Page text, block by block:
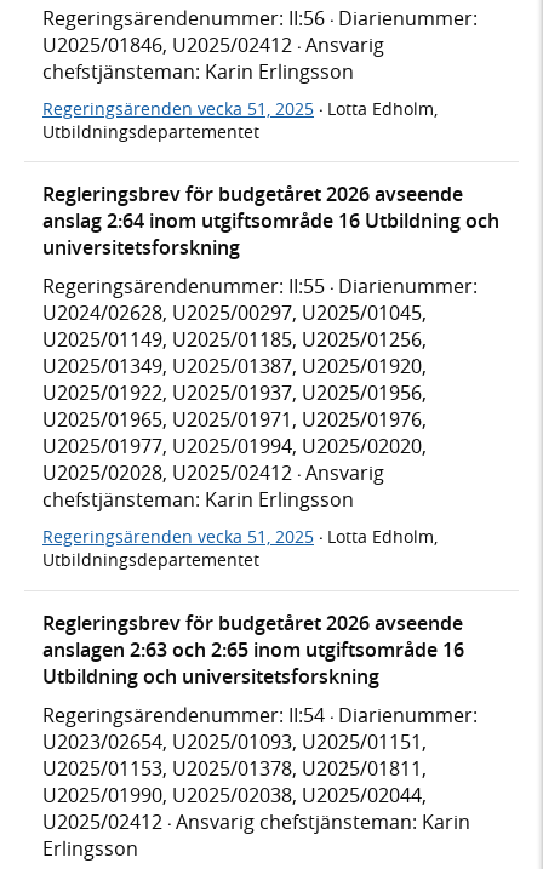
Regeringsärendenummer: II:56 · Diarienummer:
U2025/01846, U2025/02412 · Ansvarig
chefstjänsteman: Karin Erlingsson
Regeringsärenden vecka 51, 2025 · Lotta Edholm,
Utbildningsdepartementet
Regleringsbrev för budgetåret 2026 avseende
anslag 2:64 inom utgiftsområde 16 Utbildning och
universitetsforskning
Regeringsärendenummer: II:55 · Diarienummer:
U2024/02628, U2025/00297, U2025/01045,
U2025/01149, U2025/01185, U2025/01256,
U2025/01349, U2025/01387, U2025/01920,
U2025/01922, U2025/01937, U2025/01956,
U2025/01965, U2025/01971, U2025/01976,
U2025/01977, U2025/01994, U2025/02020,
U2025/02028, U2025/02412 · Ansvarig
chefstjänsteman: Karin Erlingsson
Regeringsärenden vecka 51, 2025 · Lotta Edholm,
Utbildningsdepartementet
Regleringsbrev för budgetåret 2026 avseende
anslagen 2:63 och 2:65 inom utgiftsområde 16
Utbildning och universitetsforskning
Regeringsärendenummer: II:54 · Diarienummer:
U2023/02654, U2025/01093, U2025/01151,
U2025/01153, U2025/01378, U2025/01811,
U2025/01990, U2025/02038, U2025/02044,
U2025/02412 · Ansvarig chefstjänsteman: Karin
Erlingsson